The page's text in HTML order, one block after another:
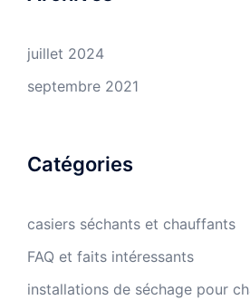
juillet 2024
septembre 2021
Catégories
casiers séchants et chauffants
FAQ et faits intéressants
installations de séchage pour